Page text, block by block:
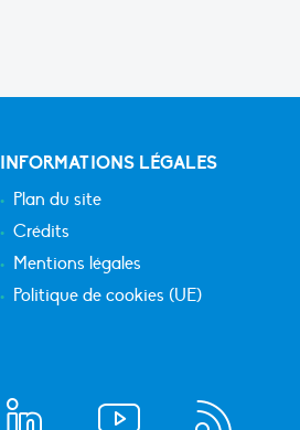
INFORMATIONS LÉGALES
Plan du site
Crédits
Mentions légales
Politique de cookies (UE)